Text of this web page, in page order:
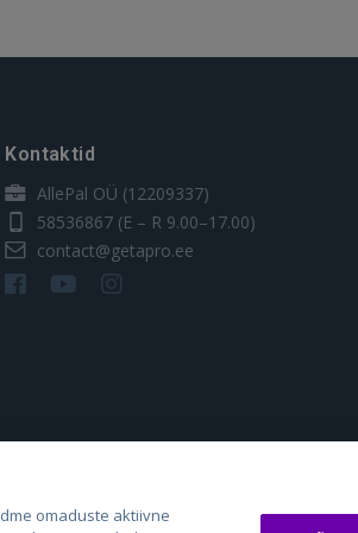
Kontaktid
AllePal OÜ (12209337)
58536867 (E – R 9.00–17.00)
contact@getapro.ee
auto24.ee
Osta.ee
omaduste aktiivne